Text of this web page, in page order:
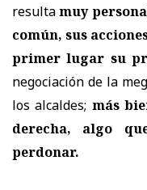
resultamuy
común, sus
primer lugar su
negociación de la
los alcaldes; más
derecha, algo
perdonar.